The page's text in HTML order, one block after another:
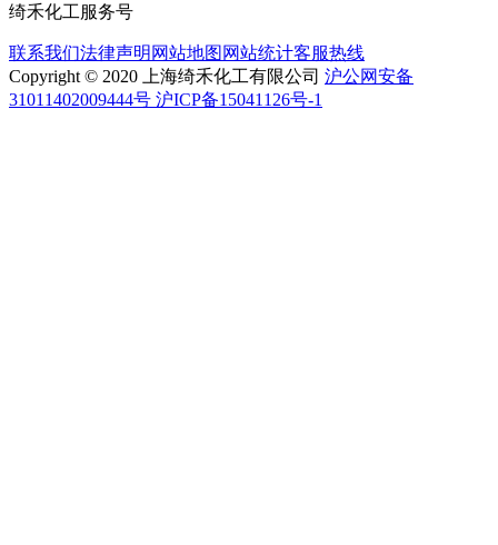
绮禾化工服务号
联系我们法律声明 网站地图 网站统计客服热线
Copyright © 2020 上海绮禾化工有限公司 沪公网安备
31011402009444号 沪ICP备15041126号-1